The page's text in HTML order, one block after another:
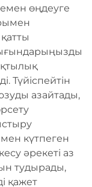
өңдеуге
Түйіспейтін
азайтады,
күтпеген
әрекеті аз
тудырады,
қажет